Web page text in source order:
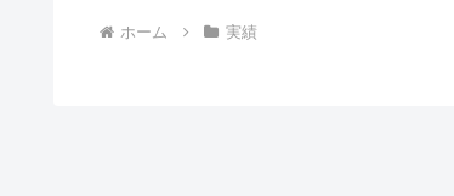
ホーム 実績